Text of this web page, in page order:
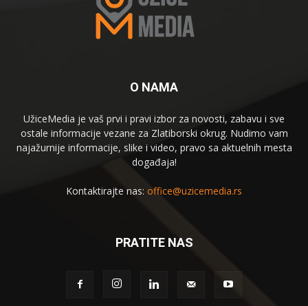
O NAMA
UžiceMedia je vaš prvi i pravi izbor za novosti, zabavu i sve
ostale informacije vezane za Zlatiborski okrug. Nudimo vam
najažurnije informacije, slike i video, pravo sa aktuelnih mesta
događaja!
Kontaktirajte nas: office@uzicemedia.rs
PRATITE NAS